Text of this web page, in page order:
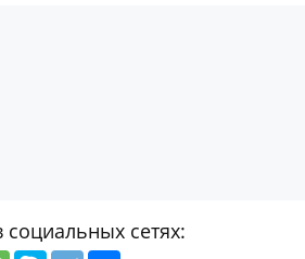
социальных сетях: